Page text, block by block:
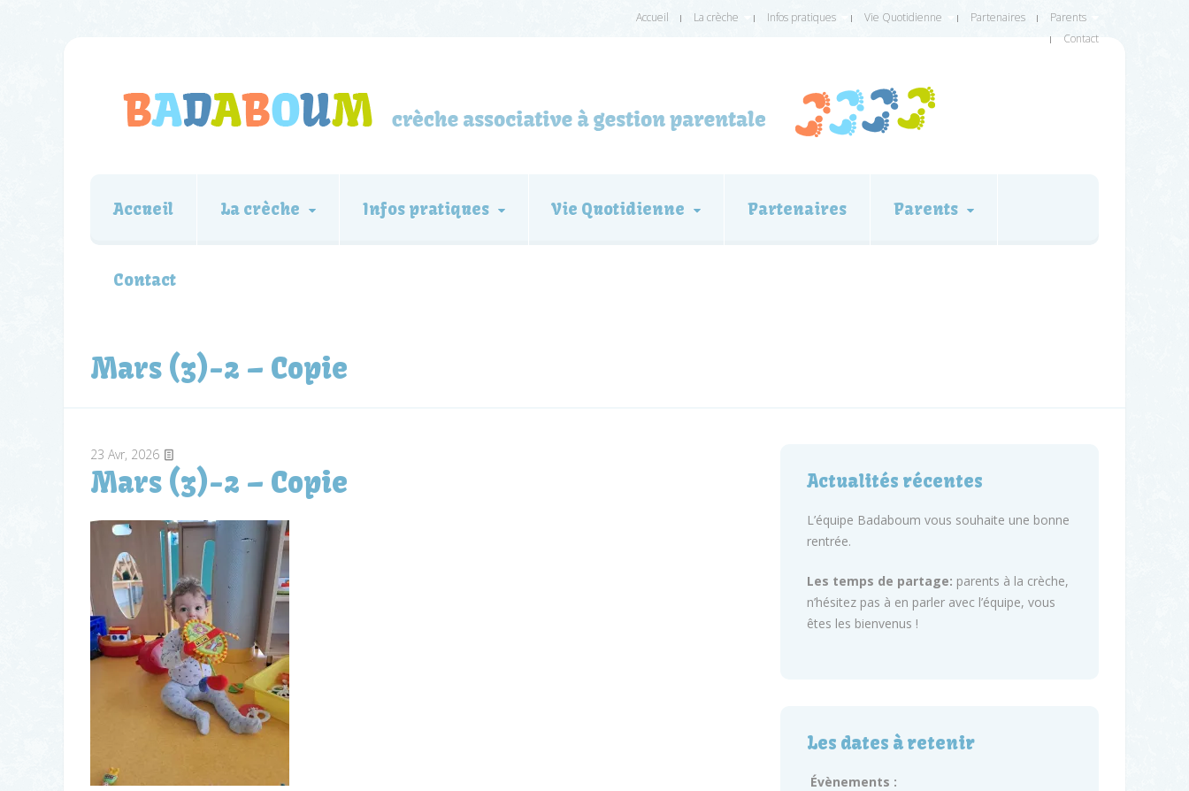
Accueil La crèche Infos pratiques Vie Quotidienne Partenaires
Parents
Contact
Accueil La crèche Infos pratiques Vie Quotidienne Partenaires Parents
Contact
Mars (3)-2 – Copie
23 Avr, 2026
Mars (3)-2 – Copie Actualités récentes
L’équipe Badaboum vous souhaite une bonne
rentrée.
Les temps de partage: parents à la crèche,
n’hésitez pas à en parler avec l’équipe, vous
êtes les bienvenus !
Les dates à retenir
Évènements :